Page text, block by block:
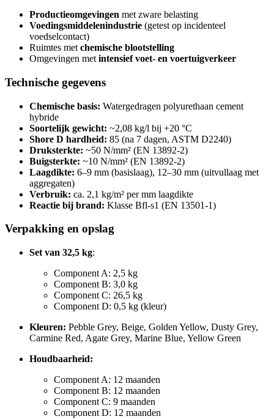
Productieomgevingen met zware belasting
Voedingsmiddelenindustrie (getest op incidenteel
voedselcontact)
Ruimtes met chemische blootstelling
Omgevingen met intensief voet- en voertuigverkeer
Technische gegevens
Chemische basis: Watergedragen polyurethaan cement
hybride
Soortelijk gewicht: ~2,08 kg/l bij +20 °C
Shore D hardheid: 85 (na 7 dagen, ASTM D2240)
Druksterkte: ~50 N/mm² (EN 13892-2)
Buigsterkte: ~10 N/mm² (EN 13892-2)
Laagdikte: 6–9 mm (basislaag), 12–30 mm (uitvullaag met
aggregaten)
Verbruik: ca. 2,1 kg/m² per mm laagdikte
Reactie bij brand: Klasse Bfl-s1 (EN 13501-1)
Verpakking en opslag
Set van 32,5 kg:
Component A: 2,5 kg
Component B: 3,0 kg
Component C: 26,5 kg
Component D: 0,5 kg (kleur)
Kleuren: Pebble Grey, Beige, Golden Yellow, Dusty Grey,
Carmine Red, Agate Grey, Marine Blue, Yellow Green
Houdbaarheid:
Component A: 12 maanden
Component B: 12 maanden
Component C: 9 maanden
Component D: 12 maanden